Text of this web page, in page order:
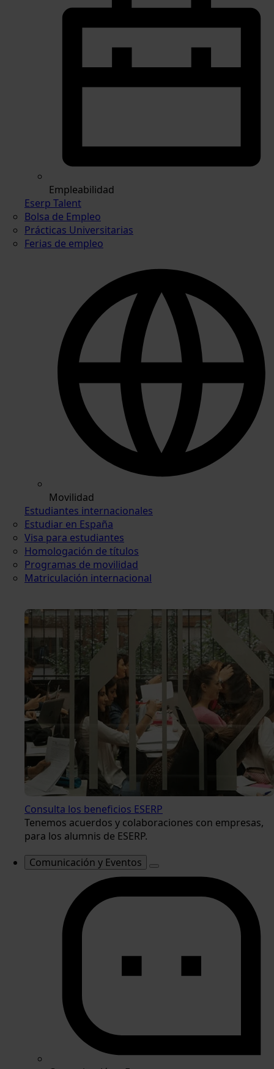
Empleabilidad
Eserp Talent
Bolsa de Empleo
Prácticas Universitarias
Ferias de empleo
Movilidad
Estudiantes internacionales
Estudiar en España
Visa para estudiantes
Homologación de títulos
Programas de movilidad
Matriculación internacional
Consulta los beneficios ESERP
Tenemos acuerdos y colaboraciones con empresas,
para los alumnis de ESERP.
Comunicación y Eventos